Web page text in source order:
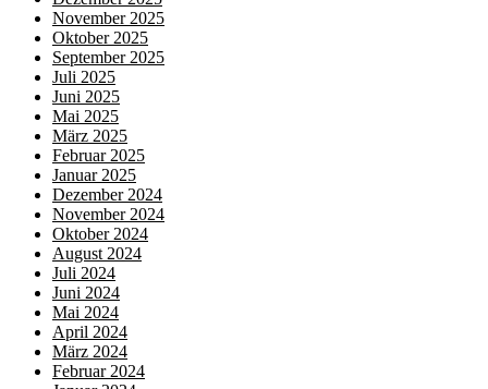
November 2025
Oktober 2025
September 2025
Juli 2025
Juni 2025
Mai 2025
März 2025
Februar 2025
Januar 2025
Dezember 2024
November 2024
Oktober 2024
August 2024
Juli 2024
Juni 2024
Mai 2024
April 2024
März 2024
Februar 2024